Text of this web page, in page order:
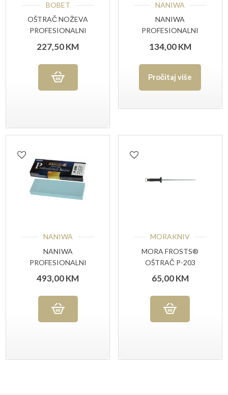
BOBET
OŠTRAČ NOŽEVA
PROFESIONALNI
SHARP’EASY
227,50KM
NANIWA
NANIWA
PROFESIONALNI
KAMEN P-304 #400
GRIT
134,00KM
Pročitaj više
NANIWA
NANIWA
PROFESIONALNI
KAMEN P-390 #10000
GRIT
493,00KM
MORAKNIV
MORA FROSTS®
OŠTRAČ P-203
65,00KM